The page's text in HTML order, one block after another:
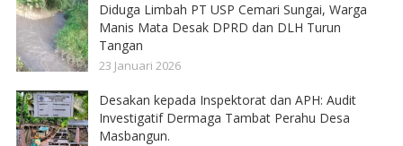
Diduga Limbah PT USP Cemari Sungai, Warga
Manis Mata Desak DPRD dan DLH Turun
Tangan
23 Januari 2026
Desakan kepada Inspektorat dan APH: Audit
Investigatif Dermaga Tambat Perahu Desa
Masbangun.